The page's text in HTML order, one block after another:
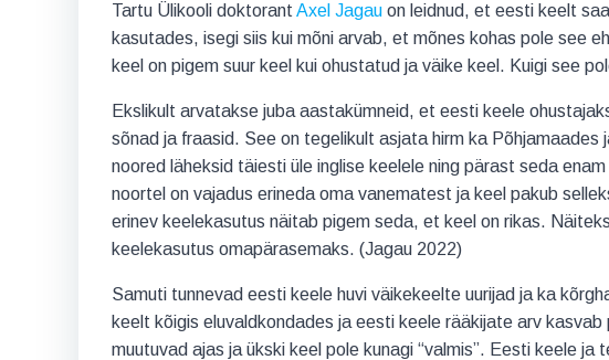
Tartu Ülikooli doktorant Axel Jagau on leidnud, et eesti keelt
kasutades, isegi siis kui mõni arvab, et mõnes kohas pole see
keel on pigem suur keel kui ohustatud ja väike keel. Kuigi see
Ekslikult arvatakse juba aastakümneid, et eesti keele
sõnad ja fraasid. See on tegelikult asjata hirm ka
noored läheksid täiesti üle inglise keelele ning pärast seda
noortel on vajadus erineda oma vanematest ja keel pakub
erinev keelekasutus näitab pigem seda, et keel on rikas.
keelekasutus omapärasemaks. (Jagau 2022)
Samuti tunnevad eesti keele huvi väikekeelte uurijad ja ka
keelt kõigis eluvaldkondades ja eesti keele rääkijate arv
muutuvad ajas ja ükski keel pole kunagi “valmis”. Eesti keele